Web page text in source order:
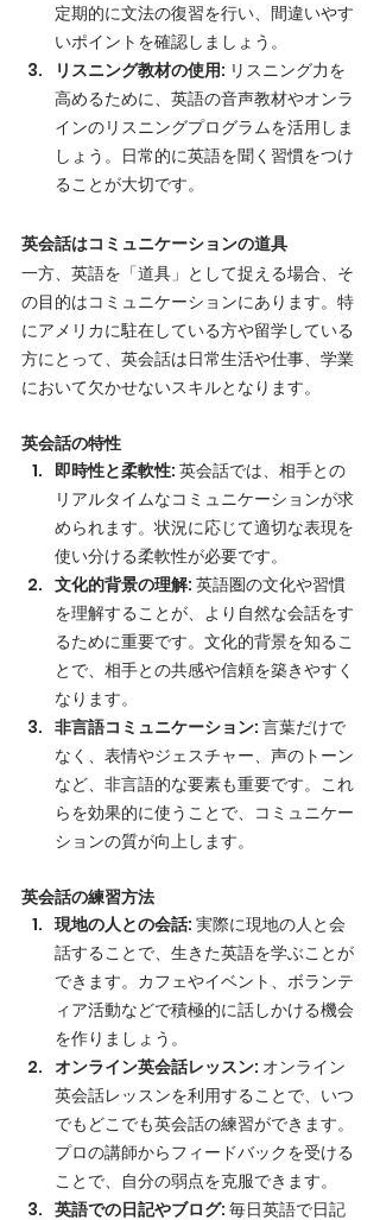
定期的に文法の復習を行い、間違いやす
いポイントを確認しましょう。
リスニング教材の使用: リスニング力を
高めるために、英語の音声教材やオンラ
インのリスニングプログラムを活用しま
しょう。日常的に英語を聞く習慣をつけ
ることが大切です。
英会話はコミュニケーションの道具
一方、英語を「道具」として捉える場合、そ
の目的はコミュニケーションにあります。特
にアメリカに駐在している方や留学している
方にとって、英会話は日常生活や仕事、学業
において欠かせないスキルとなります。
英会話の特性
即時性と柔軟性: 英会話では、相手との
リアルタイムなコミュニケーションが求
められます。状況に応じて適切な表現を
使い分ける柔軟性が必要です。
文化的背景の理解: 英語圏の文化や習慣
を理解することが、より自然な会話をす
るために重要です。文化的背景を知るこ
とで、相手との共感や信頼を築きやすく
なります。
非言語コミュニケーション: 言葉だけで
なく、表情やジェスチャー、声のトーン
など、非言語的な要素も重要です。これ
らを効果的に使うことで、コミュニケー
ションの質が向上します。
英会話の練習方法
現地の人との会話: 実際に現地の人と会
話することで、生きた英語を学ぶことが
できます。カフェやイベント、ボランテ
ィア活動などで積極的に話しかける機会
を作りましょう。
オンライン英会話レッスン: オンライン
英会話レッスンを利用することで、いつ
でもどこでも英会話の練習ができます。
プロの講師からフィードバックを受ける
ことで、自分の弱点を克服できます。
英語での日記やブログ: 毎日英語で日記